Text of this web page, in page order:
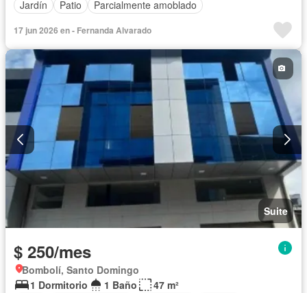
Jardín
Patio Parcialmente amoblado
17 jun 2026 en - Fernanda Alvarado
Suite
$ 250/mes
Bombolí, Santo Domingo
1 Dormitorio
1 Baño
47 m²